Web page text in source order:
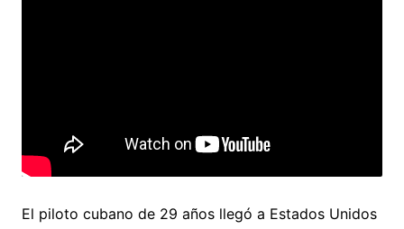
El piloto cubano de 29 años llegó a Estados Unidos